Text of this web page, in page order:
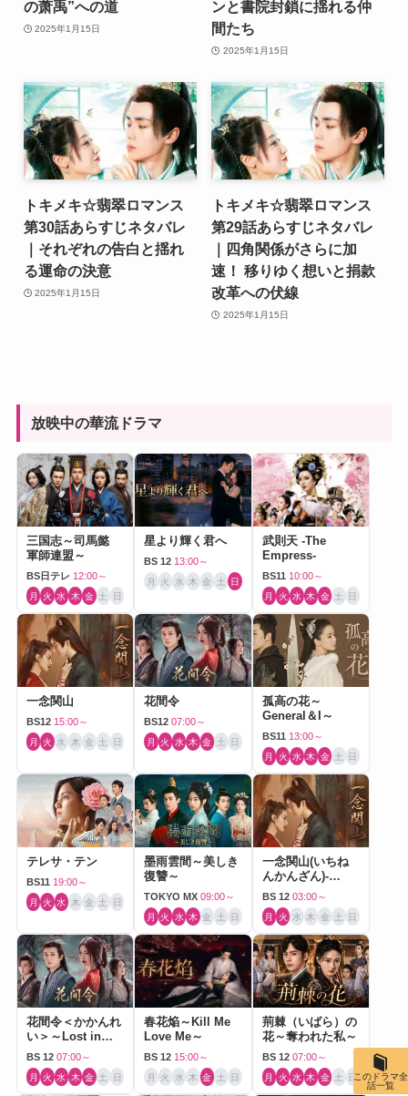
の萧禹”への道
2025年1月15日
ンと書院封鎖に揺れる仲
間たち
2025年1月15日
トキメキ☆翡翠ロマンス
第30話あらすじネタバレ
｜それぞれの告白と揺れ
る運命の決意
2025年1月15日
トキメキ☆翡翠ロマンス
第29話あらすじネタバレ
｜四角関係がさらに加
速！ 移りゆく想いと捐款
改革への伏線
2025年1月15日
放映中の華流ドラマ
三国志～司馬懿
軍師連盟～
BS日テレ 12:00～
月 火 水 木 金 土 日
星より輝く君へ
BS 12 13:00～
月 火 水 木 金 土 日
武則天 -The
Empress-
BS11 10:00～
月 火 水 木 金 土 日
一念関山
BS12 15:00～
月 火 水 木 金 土 日
花間令
BS12 07:00～
月 火 水 木 金 土 日
孤高の花～
General＆I～
BS11 13:00～
月 火 水 木 金 土 日
テレサ・テン
BS11 19:00～
月 火 水 木 金 土 日
墨雨雲間～美しき
復讐～
TOKYO MX 09:00～
月 火 水 木 金 土 日
一念関山(いちね
んかんざん)-
Journey to Love-
BS 12 03:00～
月 火 水 木 金 土 日
花間令＜かかんれ
い＞～Lost in
Love～
BS 12 07:00～
月 火 水 木 金 土 日
春花焔～Kill Me
Love Me～
BS 12 15:00～
月 火 水 木 金 土 日
荊棘（いばら）の
花～奪われた私～
BS 12 07:00～
月 火 水 木 金 土 日このドラマ全
話一覧